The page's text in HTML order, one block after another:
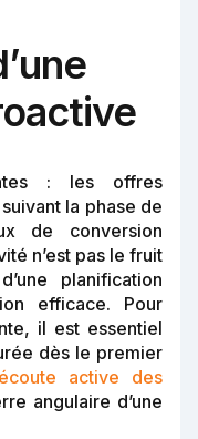
: les offres
la phase de
de conversion
n’est pas le fruit
planification
efficace. Pour
il est essentiel
dès le premier
active des
angulaire d’une